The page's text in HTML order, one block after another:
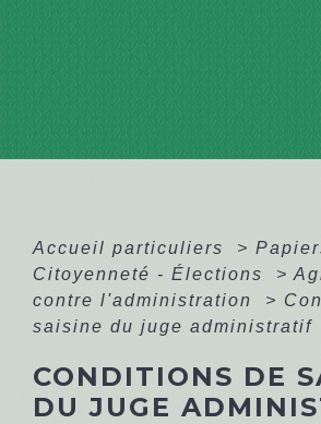
Accueil particuliers >
Citoyenneté - Élections
>
contre l'administration
>
saisine du juge administratif
CONDITIONS DE
DU JUGE